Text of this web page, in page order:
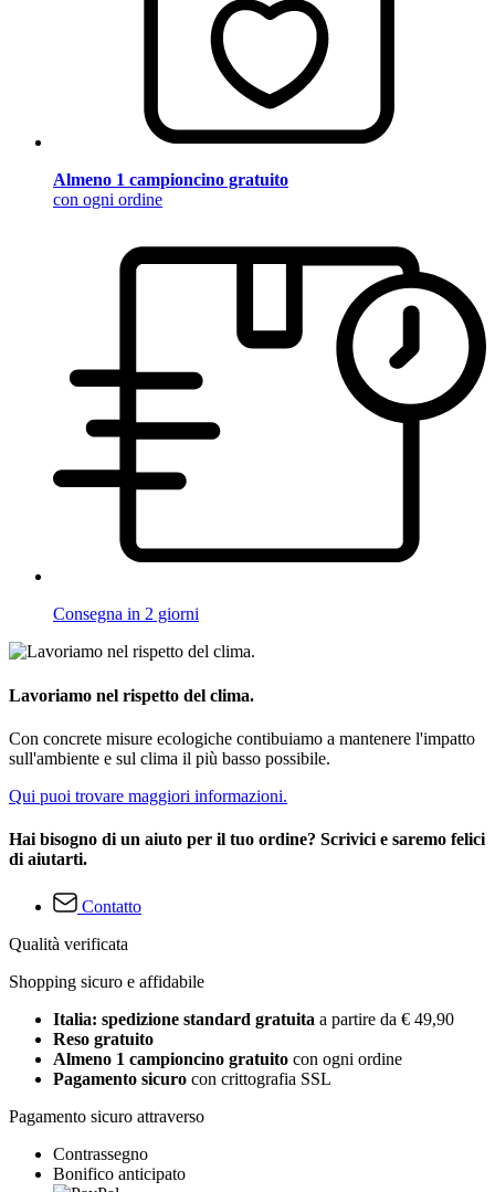
Almeno 1 campioncino gratuito
con ogni ordine
Consegna in 2 giorni
Lavoriamo nel rispetto del clima.
Con concrete misure ecologiche contibuiamo a mantenere l'impatto
sull'ambiente e sul clima il più basso possibile.
Qui puoi trovare maggiori informazioni.
Hai bisogno di un aiuto per il tuo ordine? Scrivici e saremo felici
di aiutarti.
Contatto
Qualità verificata
Shopping sicuro e affidabile
Italia: spedizione standard gratuita a partire da € 49,90
Reso gratuito
Almeno 1 campioncino gratuito con ogni ordine
Pagamento sicuro con crittografia SSL
Pagamento sicuro attraverso
Contrassegno
Bonifico anticipato